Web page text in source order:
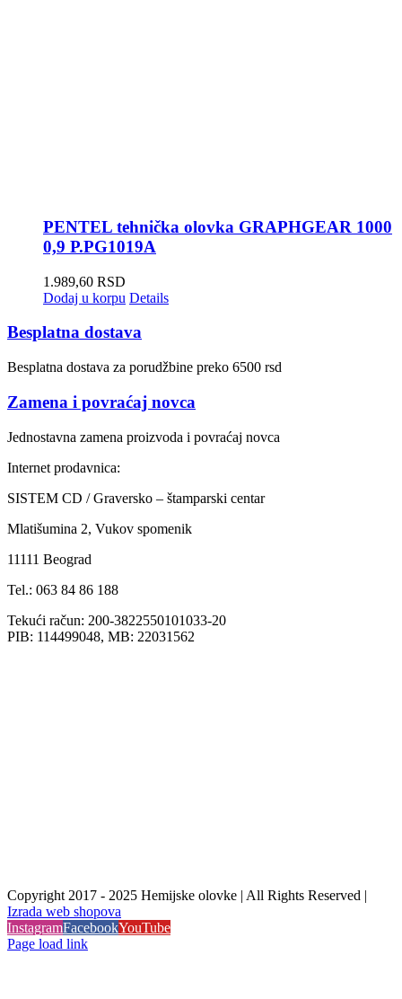
PENTEL tehnička olovka GRAPHGEAR 1000
0,9 P.PG1019A
1.989,60 RSD
Dodaj u korpu Details
Besplatna dostava
Besplatna dostava za porudžbine preko 6500 rsd
Zamena i povraćaj novca
Jednostavna zamena proizvoda i povraćaj novca
Internet prodavnica:
SISTEM CD / Graversko – štamparski centar
Mlatišumina 2, Vukov spomenik
11111 Beograd
Tel.: 063 84 86 188
Tekući račun: 200-3822550101033-20
PIB: 114499048, MB: 22031562
Copyright 2017 - 2025 Hemijske olovke | All Rights Reserved |
Izrada web shopova
InstagramFacebookYouTube
Page load link